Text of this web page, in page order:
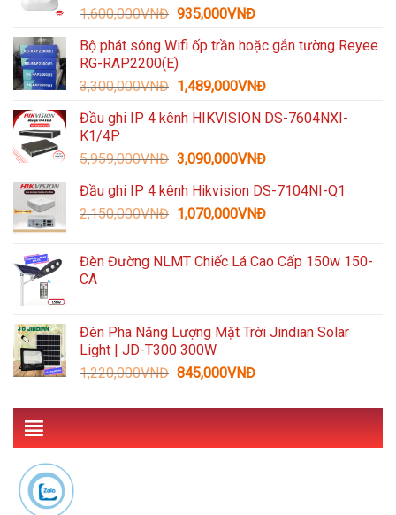
1,600,000VNĐ Giá
là:
1,600,000VNĐ.
935,000VNĐGiá
tại
935,000VNĐ.
Bộ phát sóng Wifi ốp trần hoặc gắn tường Reyee
RG-RAP2200(E)
3,300,000VNĐ Giá
là:
1,489,000VNĐGiá
tại
1,489,000VNĐ.
Đầu ghi IP 4 kênh HIKVISION DS-7604NXI-
K1/4P
5,959,000VNĐ Giá
là:
5,959,000VNĐ.
3,090,000VNĐGiá
tại
là:
Đầu ghi IP 4 kênh Hikvision DS-7104NI-Q1
2,150,000VNĐ Giá
2,150,000VNĐ.
1,070,000VNĐGiá
là:
Đèn Đường NLMT Chiếc Lá Cao Cấp 150w 150-
CA
Đèn Pha Năng Lượng Mặt Trời Jindian Solar
Light | JD-T300 300W
1,220,000VNĐ Giá
là:
845,000VNĐGiá
tại
845,000VNĐ.